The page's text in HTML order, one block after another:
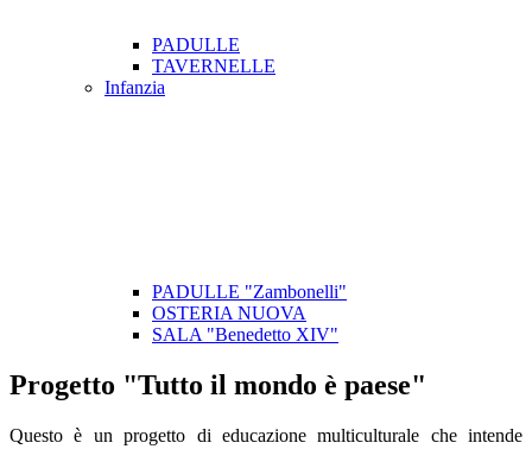
PADULLE
TAVERNELLE
Infanzia
PADULLE "Zambonelli"
OSTERIA NUOVA
SALA "Benedetto XIV"
Progetto "Tutto il mondo è paese"
Questo è un progetto di educazione multiculturale che intende